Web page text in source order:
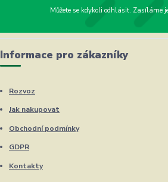
Můžete se kdykoli odhlásit. Zasíláme
Informace pro zákazníky
Rozvoz
Jak nakupovat
Obchodní podmínky
GDPR
Kontakty